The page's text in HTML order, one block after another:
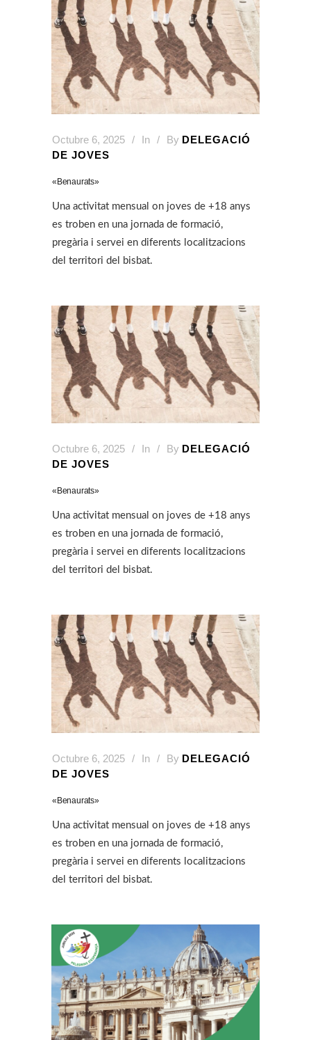
Octubre 6, 2025 In By DELEGACIÓ
DE JOVES
«Benaurats»
Una activitat mensual on joves de +18 anys
es troben en una jornada de formació,
pregària i servei en diferents localitzacions
del territori del bisbat.
Octubre 6, 2025 In By DELEGACIÓ
DE JOVES
«Benaurats»
Una activitat mensual on joves de +18 anys
es troben en una jornada de formació,
pregària i servei en diferents localitzacions
del territori del bisbat.
Octubre 6, 2025 In By DELEGACIÓ
DE JOVES
«Benaurats»
Una activitat mensual on joves de +18 anys
es troben en una jornada de formació,
pregària i servei en diferents localitzacions
del territori del bisbat.